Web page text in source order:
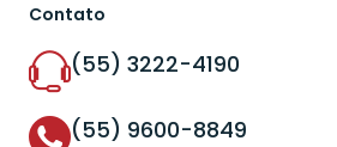
Contato
(55) 3222-4190
(55) 9600-8849